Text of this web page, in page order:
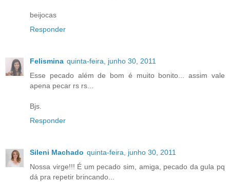
beijocas
Responder
Felismina quinta-feira, junho 30, 2011
Esse pecado além de bom é muito bonito... assim vale
apena pecar rs rs...
Bjs.
Responder
Sileni Machado quinta-feira, junho 30, 2011
Nossa virge!!! É um pecado sim, amiga, pecado da gula pq
dá pra repetir brincando...